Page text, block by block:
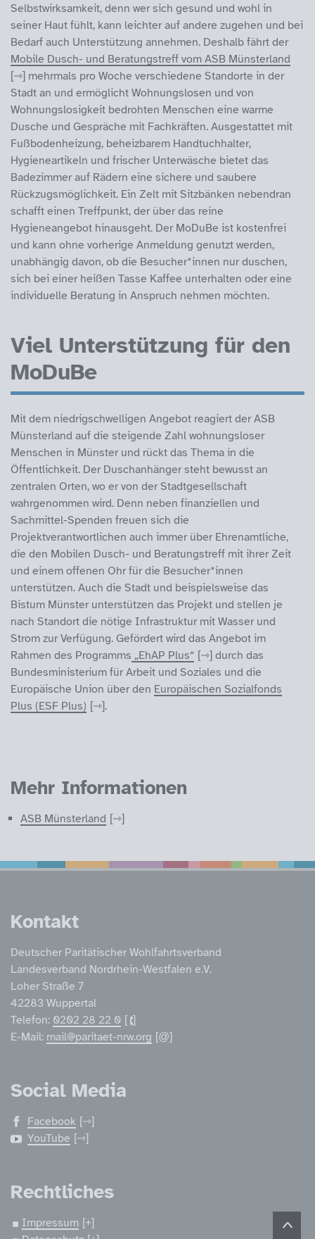
Selbstwirksamkeit, denn wer sich gesund und wohl in
seiner Haut fühlt, kann leichter auf andere zugehen und bei
Bedarf auch Unterstützung annehmen. Deshalb fährt der
Mobile Dusch- und Beratungstreff vom ASB Münsterland
mehrmals pro Woche verschiedene Standorte in der
Stadt an und ermöglicht Wohnungslosen und von
Wohnungslosigkeit bedrohten Menschen eine warme
Dusche und Gespräche mit Fachkräften. Ausgestattet mit
Fußbodenheizung, beheizbarem Handtuchhalter,
Hygieneartikeln und frischer Unterwäsche bietet das
Badezimmer auf Rädern eine sichere und saubere
Rückzugsmöglichkeit. Ein Zelt mit Sitzbänken nebendran
schafft einen Treffpunkt, der über das reine
Hygieneangebot hinausgeht. Der MoDuBe ist kostenfrei
und kann ohne vorherige Anmeldung genutzt werden,
unabhängig davon, ob die Besucher*innen nur duschen,
sich bei einer heißen Tasse Kaffee unterhalten oder eine
individuelle Beratung in Anspruch nehmen möchten.
Viel Unterstützung für den
MoDuBe
Mit dem niedrigschwelligen Angebot reagiert der ASB
Münsterland auf die steigende Zahl wohnungsloser
Menschen in Münster und rückt das Thema in die
Öffentlichkeit. Der Duschanhänger steht bewusst an
zentralen Orten, wo er von der Stadtgesellschaft
wahrgenommen wird. Denn neben finanziellen und
Sachmittel-Spenden freuen sich die
Projektverantwortlichen auch immer über Ehrenamtliche,
die den Mobilen Dusch- und Beratungstreff mit ihrer Zeit
und einem offenen Ohr für die Besucher*innen
unterstützen. Auch die Stadt und beispielsweise das
Bistum Münster unterstützen das Projekt und stellen je
nach Standort die nötige Infrastruktur mit Wasser und
Strom zur Verfügung. Gefördert wird das Angebot im
Rahmen des Programms „EhAP Plus“
durch das
Bundesministerium für Arbeit und Soziales und die
Europäische Union über den Europäischen Sozialfonds
Plus (ESF Plus)
.
Mehr Informationen
ASB Münsterland
Service
Kontakt
Deutscher Paritätischer Wohlfahrtsverband
Landesverband Nordrhein-Westfalen e.V.
Loher Straße 7
42283 Wuppertal
Telefon: 0202 28 22 0
E-Mail: mail@paritaet-nrw.org
Social Media
Facebook
YouTube
Rechtliches
Impressum